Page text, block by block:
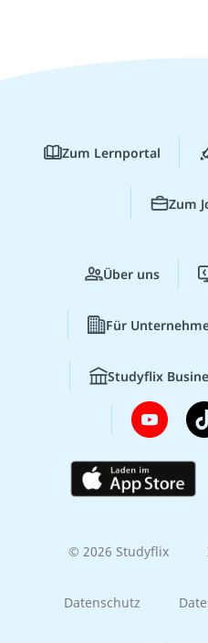
Zum Lernportal
Zum
Über uns
Für
Studyflix
© 2026 Studyflix
Datenschutz